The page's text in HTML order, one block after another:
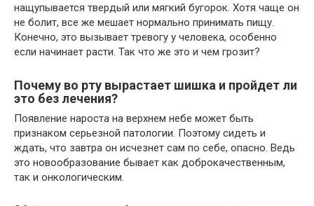
нащупывается твердый или мягкий бугорок. Хотя чаще он
не болит, все же мешает нормально принимать пищу.
Конечно, это вызывает тревогу у человека, особенно
если начинает расти. Так что же это и чем грозит?
Почему во рту вырастает шишка и пройдет ли
это без лечения?
Появление нароста на верхнем небе может быть
признаком серьезной патологии. Поэтому сидеть и
ждать, что завтра он исчезнет сам по себе, опасно. Ведь
это новообразование бывает как доброкачественным,
так и онкологическим.